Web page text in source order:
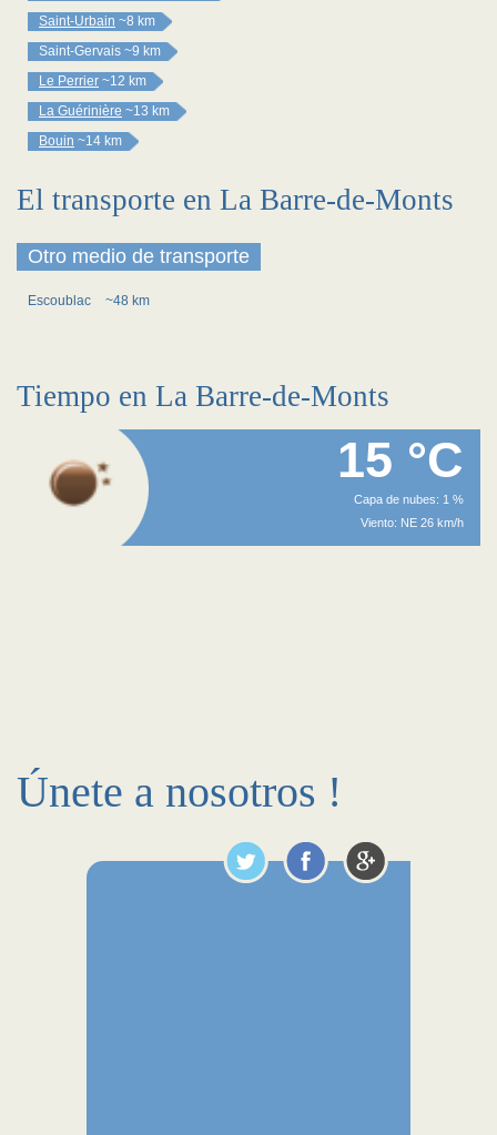
Saint-Urbain ~8 km
Saint-Gervais ~9 km
Le Perrier ~12 km
La Guérinière ~13 km
Bouin ~14 km
El transporte en La Barre-de-Monts
Otro medio de transporte
Escoublac ~48 km
Tiempo en La Barre-de-Monts
15 °C
Capa de nubes: 1 %
Viento: NE 26 km/h
Únete a nosotros !